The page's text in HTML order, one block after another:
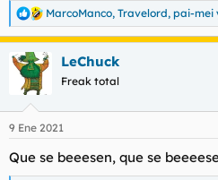
R
e
a
c
c
e
:
MarcoManco, Travelord, pai-mei
LeChuck
Freak total
9 Ene 2021
Que se beeesen, que se